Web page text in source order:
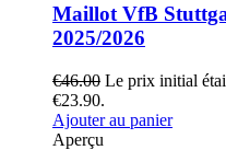
Maillot VfB
2025/2026
€46.00 Le prix initial
€23.90.
Ajouter au panier
Aperçu